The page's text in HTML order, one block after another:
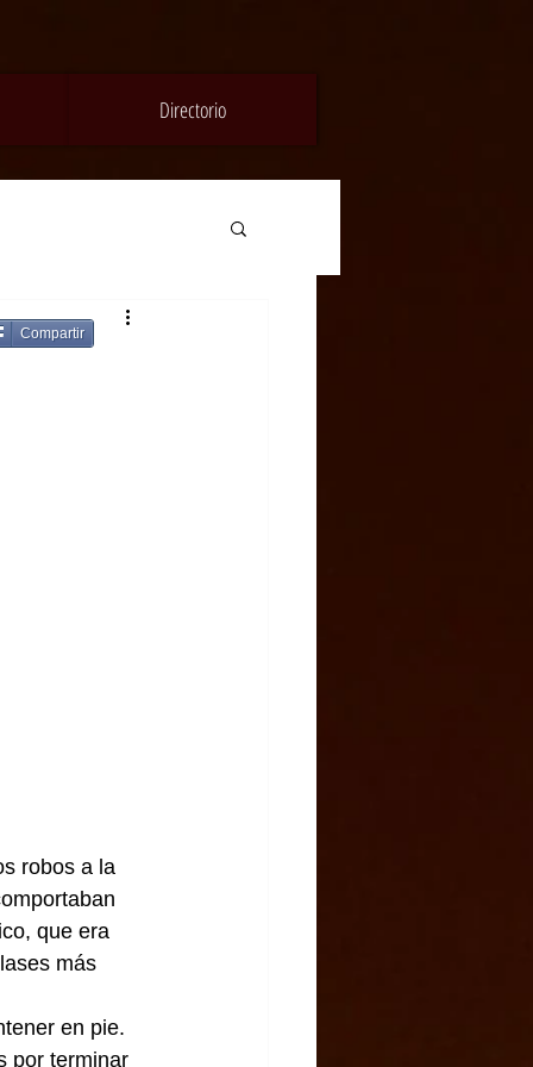
Directorio
robos a la
que era
más
en pie.
por terminar
Compartir